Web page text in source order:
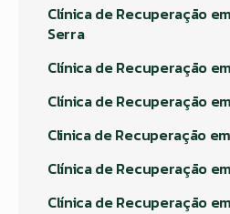
Clínica de Recuperação
Serra
Clínica de Recuperação
Clínica de Recuperação
Clinica de Recuperação
Clínica de Recuperação
Clínica de Recuperação